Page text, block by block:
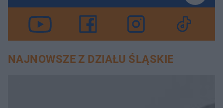
NAJNOWSZE Z DZIAŁU ŚLĄSKIE